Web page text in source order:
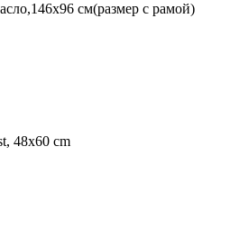
см(размер с рамой)
48x60 cm